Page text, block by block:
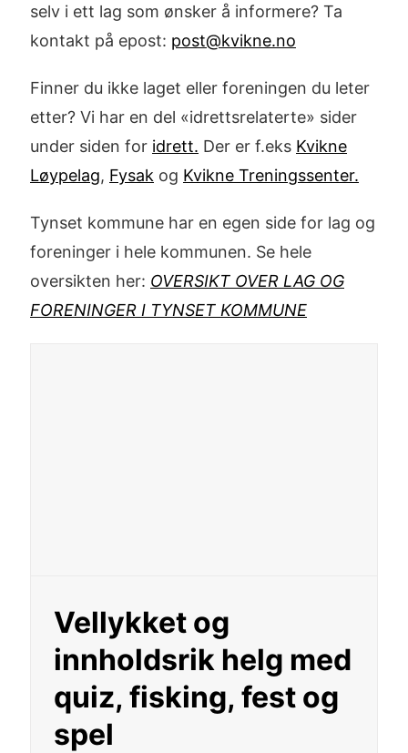
selv i ett lag som ønsker å informere? Ta
kontakt på epost: post@kvikne.no
Finner du ikke laget eller foreningen du leter
etter? Vi har en del «idrettsrelaterte» sider
under siden for idrett. Der er f.eks Kvikne
Løypelag, Fysak og Kvikne Treningssenter.
Tynset kommune har en egen side for lag og
foreninger i hele kommunen. Se hele
oversikten her: OVERSIKT OVER LAG OG
FORENINGER I TYNSET KOMMUNE
Vellykket og
innholdsrik helg med
quiz, fisking, fest og
spel